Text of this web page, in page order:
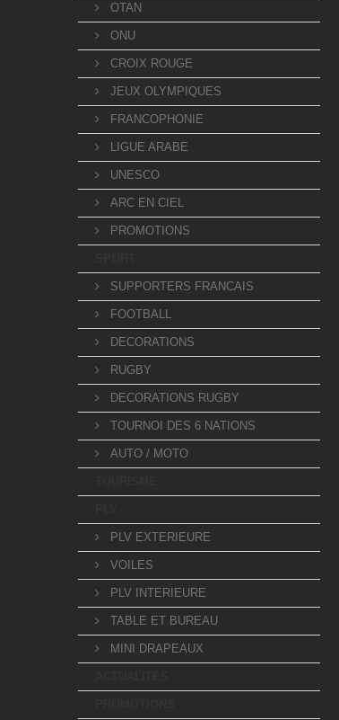
OTAN
ONU
CROIX ROUGE
JEUX OLYMPIQUES
FRANCOPHONIE
LIGUE ARABE
UNESCO
ARC EN CIEL
PROMOTIONS
SUPPORTERS FRANCAIS
FOOTBALL
DECORATIONS
RUGBY
DECORATIONS RUGBY
TOURNOI DES 6 NATIONS
AUTO / MOTO
PLV EXTERIEURE
VOILES
PLV INTERIEURE
TABLE ET BUREAU
MINI DRAPEAUX